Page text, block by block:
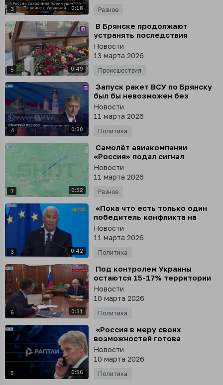
3 0:18 Разное
5 0:49
⁣ В Брянске продолжают
устранять последствия
обстрела города со стороны
ВСУ
Новости
13 марта 2026
Происшествия
4 0:30
⁣ Запуск ракет ВСУ по Брянску
был бы невозможен без
британских специалистов,
Россия знает и учитывает это
Новости
11 марта 2026
Политика
7 0:32
⁣ Самолёт авиакомпании
«Россия» подал сигнал
бедствия в небе над
Красноярским краем
Новости
11 марта 2026
Разное
3 0:42
⁣ «Пока что есть только один
победитель конфликта на
Ближнем Востоке - Россия»
Новости
11 марта 2026
Политика
6 0:31
⁣ Под контролем Украины
остаются 15-17% территории
ДНР
Новости
10 марта 2026
Политика
5 0:56
⁣ «Россия в меру своих
возможностей готова
участвовать в урегулировании
конфликта на Ближнем
Востоке»
Новости
10 марта 2026
Политика